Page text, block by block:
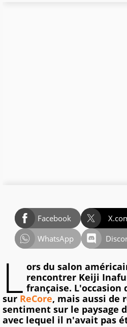
Facebook
WhatsApp
L ors du salon
rencontrer Keiji
française. L'occasion
sur ReCore, mais aussi de
sentiment sur le paysage
avec lequel il n'avait pas